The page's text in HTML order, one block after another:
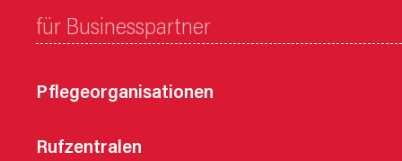
für Businesspartner
Pflegeorganisationen
Rufzentralen